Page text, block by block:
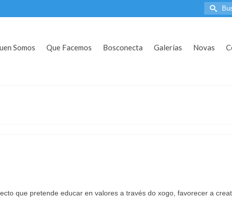
Search
for:
Somos Que Facemos Bosconecta Galerías Novas
que pretende educar en valores a través do xogo, favorecer a